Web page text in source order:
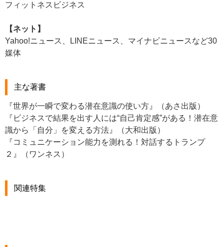
フィットネスビジネス
【ネット】
Yahoo!ニュース、LINEニュース、マイナビニュースなど30
媒体
主な著書
『世界が一瞬で変わる潜在意識の使い方』（あさ出版）
『ビジネスで結果を出す人には“自己肯定感”がある！潜在意
識から「自分」を変える方法』（大和出版）
『コミュニケーション能力を測れる！対話するトランプ
２』（ワンネス）
関連特集